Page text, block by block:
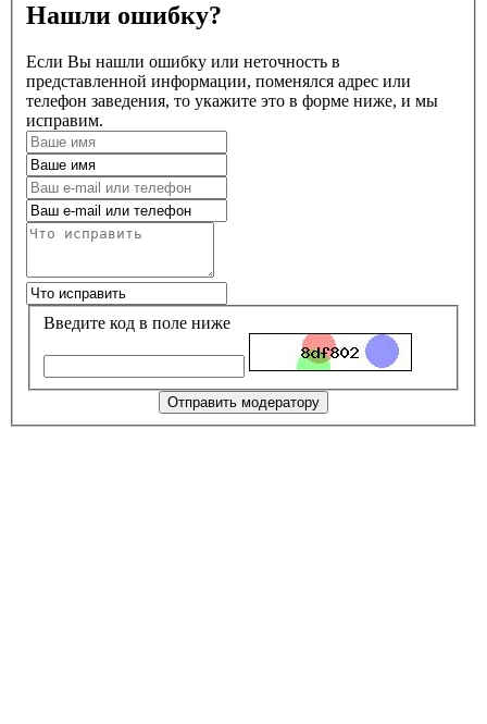
Нашли ошибку?
Если Вы нашли ошибку или неточность в
представленной информации, поменялся адрес или
телефон заведения, то укажите это в форме ниже, и мы
исправим.
Введите код в поле ниже
Отправить модератору